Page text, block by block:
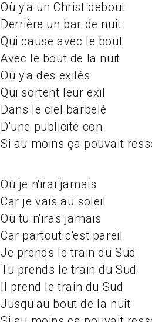
Où y'a un Christ debout
Derrière un bar de nuit
Qui cause avec le bout
Avec le bout de la nuit
Où y'a des exilés
Qui sortent leur exil
Dans le ciel barbelé
D'une publicité con
Si au moins ça pouvait
Où je n'irai jamais
Car je vais au soleil
Où tu n'iras jamais
Car partout c'est pareil
Je prends le train du Sud
Tu prends le train du Sud
Il prend le train du Sud
Jusqu'au bout de la nuit